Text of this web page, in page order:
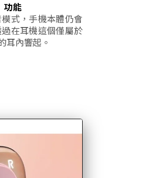
功能
式，手機本體仍會
在耳機這個僅屬於
耳內響起。